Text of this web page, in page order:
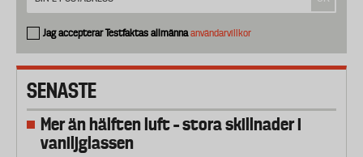
Jag accepterar Testfaktas allmännaanvändarvillkor
SENASTE
Mer än hälften luft – stora skillnader i
vaniljglassen